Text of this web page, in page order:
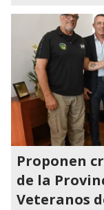
Proponen
de la
Veteranos